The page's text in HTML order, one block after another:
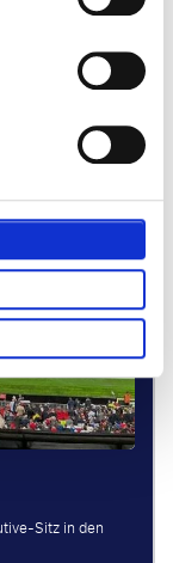
€ 633 p.P.
Sitz in den